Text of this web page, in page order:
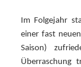
Im Folgejahr
einer fast
Saison)
Überraschung